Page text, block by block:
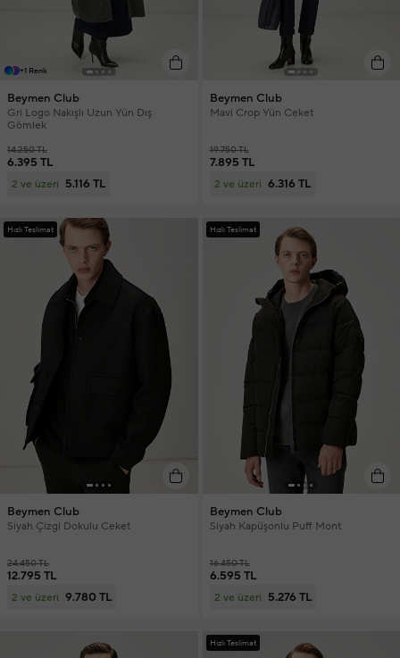
+1 Renk
Beymen Club
Gri Logo Nakışlı Uzun Yün Dış
Gömlek
14.250 TL
6.395 TL
2 ve üzeri 5.116 TL
Beymen Club
Mavi Crop Yün Ceket
19.750 TL
7.895 TL
2 ve üzeri 6.316 TL
Hızlı Teslimat
Beymen Club
Siyah Çizgi Dokulu Ceket
24.450 TL
12.795 TL
2 ve üzeri 9.780 TL
Hızlı Teslimat
Beymen Club
Siyah Kapüşonlu Puff Mont
16.450 TL
6.595 TL
2 ve üzeri 5.276 TL
Hızlı Teslimat